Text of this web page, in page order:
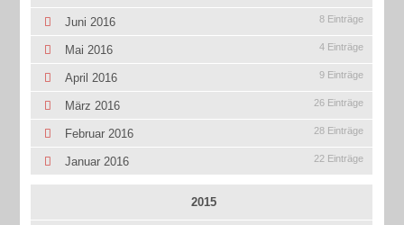
Juni 2016 8 Einträge
Mai 2016 4 Einträge
April 2016 9 Einträge
März 2016 26 Einträge
Februar 2016 28 Einträge
Januar 2016 22 Einträge
2015